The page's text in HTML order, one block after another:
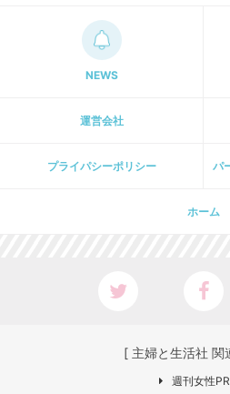
NEWS
運営会社
プライパシーポリシー パ
ホーム
[ 主婦と生活社 関
週刊女性